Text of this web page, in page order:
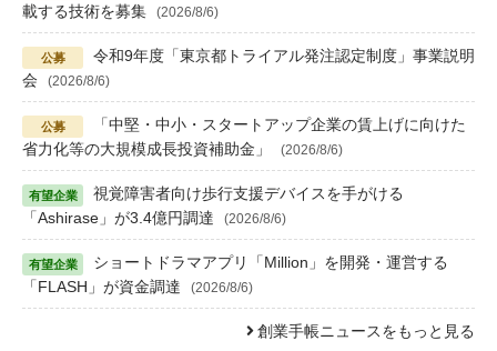
載する技術を募集
(2026/8/6)
令和9年度「東京都トライアル発注認定制度」事業説明
会
(2026/8/6)
「中堅・中小・スタートアップ企業の賃上げに向けた
省力化等の大規模成長投資補助金」
(2026/8/6)
視覚障害者向け歩行支援デバイスを手がける
「Ashirase」が3.4億円調達
(2026/8/6)
ショートドラマアプリ「Million」を開発・運営する
「FLASH」が資金調達
(2026/8/6)
創業手帳ニュースをもっと見る